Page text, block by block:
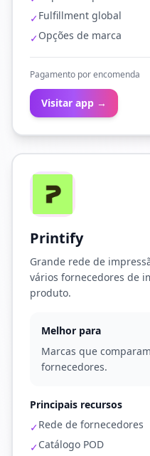
✓Fulfillment global
✓Opções de marca
Pagamento por encomenda
Visitar app →
Printify
Grande rede de
vários fornecedores de
produto.
Melhor para
Marcas que
fornecedores.
Principais recursos
✓Rede de fornecedores
✓Catálogo POD